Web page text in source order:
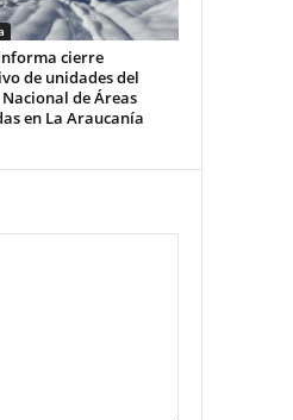
cierre
de unidades del
de Áreas
en La Araucanía